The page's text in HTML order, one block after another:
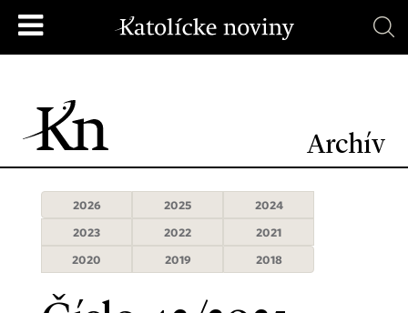
Archív
2026 2025
2024
2023
2022
2021
2020
2019 2018